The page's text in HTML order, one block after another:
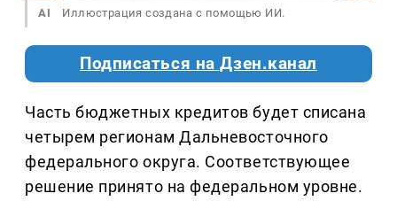
AI Иллюстрация создана с помощью ИИ.
Подписаться на Дзен.канал
Часть бюджетных кредитов будет списана
четырем регионам Дальневосточного
федерального округа. Соответствующее
решение принято на федеральном уровне.